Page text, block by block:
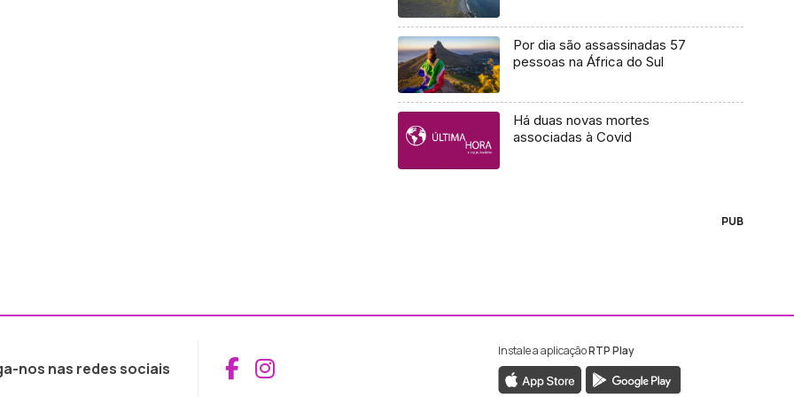
Por dia são assassinadas 57
pessoas na África do Sul
Há duas novas mortes
associadas à Covid
PUB
nos nas redes sociais Aceder ao Facebook da RTP Madeira
Aceder ao Instagram da RTP Madeira
Instale a aplicaçãoRTP Play